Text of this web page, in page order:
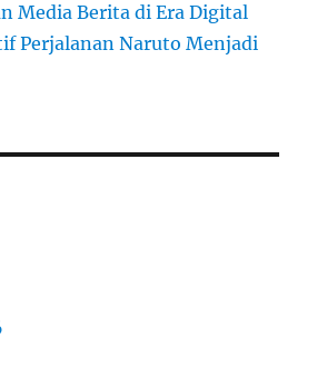
Media Berita di Era Digital
Perjalanan Naruto Menjadi